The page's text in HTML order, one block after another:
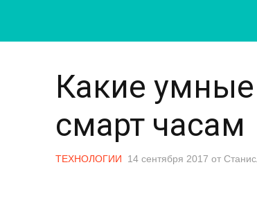
Какие
смарт часам
ТЕХНОЛОГИИ 14 сентября 2017 от